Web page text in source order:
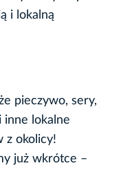
i lokalną
pieczywo, sery,
inne lokalne
z okolicy!
już wkrótce –